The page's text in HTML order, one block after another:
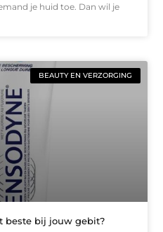
je huid toe. Dan wil je
BEAUTY EN VERZORGING
beste bij jouw gebit?